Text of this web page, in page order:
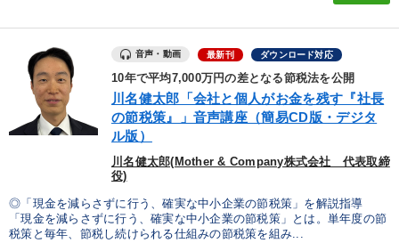
音声・動画 最新刊 ダウンロード対応
10年で平均7,000万円の差となる節税法を公開
川名健太郎「会社と個人がお金を残す『社長
の節税策』」音声講座（簡易CD版・デジタ
ル版）
川名健太郎(Mother & Company株式会社 代表取締
役)
◎「現金を減らさずに行う、確実な中小企業の節税策」を解説指導
「現金を減らさずに行う、確実な中小企業の節税策」とは。単年度の節
税策と毎年、節税し続けられる仕組みの節税策を組み...